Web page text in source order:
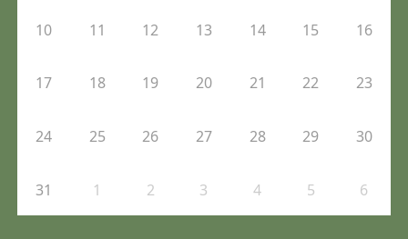
10 11 12 13 14 15 16
17 18 19 20 21 22 23
24 25 26 27 28 29 30
31 1 2 3 4 5 6